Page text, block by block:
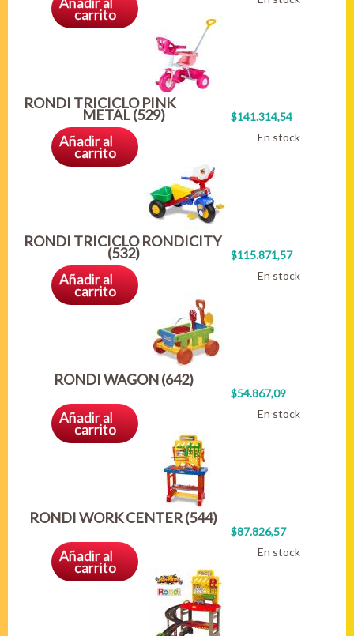
carrito
RONDI TRICICLO PINK
METAL (529) $141.314,54
Añadir al
carrito
RONDI TRICICLO RONDICITY
(532) $115.871,57
En stock
Añadir al
carrito
RONDI WAGON (642)
$54.867,09
En stock
Añadir al
carrito
RONDI WORK CENTER (544)
$87.826,57
En stock
Añadir al
carrito
En stock